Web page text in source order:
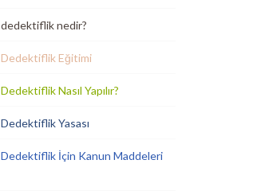
dedektiflik nedir?
Dedektiflik Eğitimi
Dedektiflik Nasıl Yapılır?
Dedektiflik Yasası
Dedektiflik İçin Kanun Maddeleri